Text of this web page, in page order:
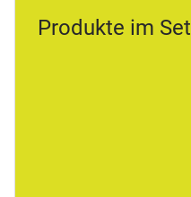
Produkte im Set